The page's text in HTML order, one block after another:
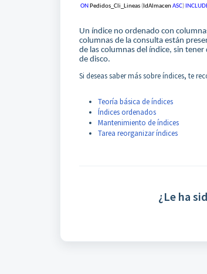
ONPedidos_Cli_Lineas (IdAlmacenASC)
Un índice no ordenado con
columnas de la consulta están
de las columnas del índice, sin
de disco.
Si deseas saber más sobre índices, te
Teoría básica de índices
Índices ordenados
Mantenimiento de índices
Tarea reorganizar índices
¿Le ha